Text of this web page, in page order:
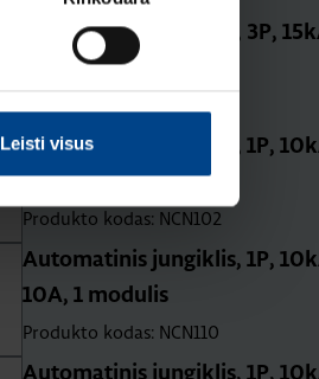
Leisti visus
Automatinis jungiklis, 3P,
25A, 4.5 mod.
Automatinis jungiklis, 1P,
2A, 1 modulis
Produkto kodas: NCN102
Automatinis jungiklis, 1P,
10A, 1 modulis
Produkto kodas: NCN110
Automatinis jungiklis, 1P,